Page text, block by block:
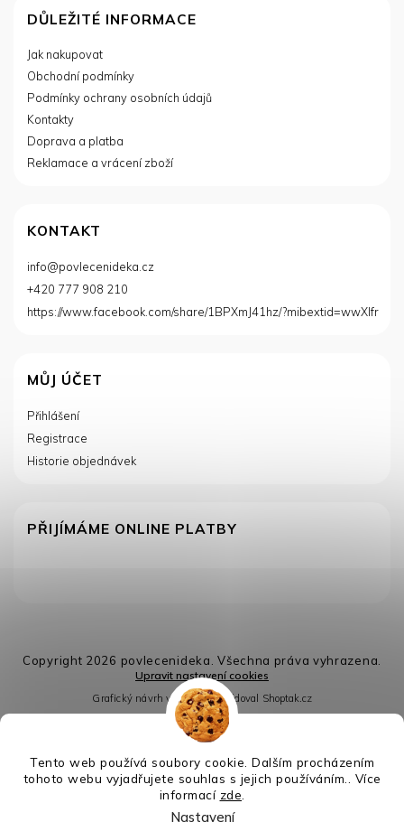
Tento web používá soubory cookie. Dalším procházením
tohoto webu vyjadřujete souhlas s jejich používáním.. Více
informací zde
Nastavení
DŮLEŽITÉ INFORMACE
Jak nakupovat
Obchodní podmínky
Podmínky ochrany osobních údajů
Kontakty
Doprava a platba
Reklamace a vrácení zboží
KONTAKT
info@povlecenideka.cz
+420 777 908 210
https://www.facebook.com/share/1BPXmJ41hz/?mibextid=wwXIfr
MŮJ ÚČET
Přihlášení
Registrace
Historie objednávek
PŘIJÍMÁME ONLINE PLATBY
Vytvořil Shoptet
Copyright 2026 povlecenideka . Všechna práva vyhrazena.
Upravit nastavení cookies
Grafický návrh vytvořil a nakódoval Shoptak.cz